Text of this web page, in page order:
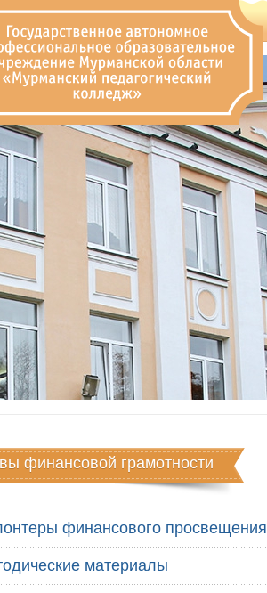
финансовой грамотности
финансового просвещения
материалы